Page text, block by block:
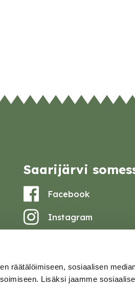
räätälöimiseen, sosiaalisen
Lisäksi jaamme
Saarijärvi
Facebook
Instagram